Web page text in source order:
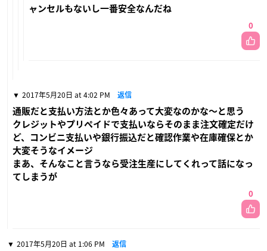
ャンセルもないし一番安全なんだね
0
2017年5月20日 at 4:02 PM 返信
通販だと支払い方法とか色々あって大変なのかな〜と思う
クレジットやプリペイドで支払いならそのまま注文確定だけ
ど、コンビニ支払いや銀行振込だと確認作業や在庫確保とか
大変そうなイメージ
まあ、そんなこと言うなら受注生産にしてくれって話になっ
てしまうが
0
2017年5月20日 at 1:06 PM 返信